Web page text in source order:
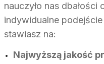
nauczyło nas dbałości
indywidualne
stawiasz na:
Najwyższą jakość